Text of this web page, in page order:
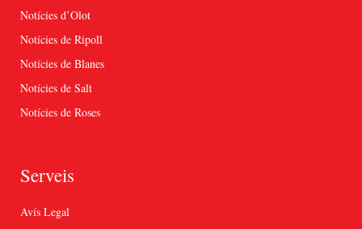
Notícies d’Olot
Notícies de Ripoll
Notícies de Blanes
Notícies de Salt
Notícies de Roses
Serveis
Avís Legal